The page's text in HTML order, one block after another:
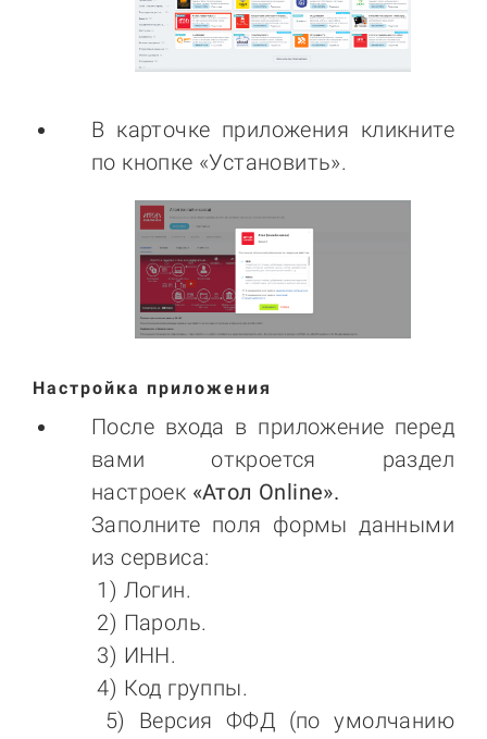
В карточке приложения кликните
по кнопке «Установить».
Настройка приложения
После входа в приложение перед
вами откроется раздел
настроек «Атол Online».
Заполните поля формы данными
из сервиса:
1) Логин.
2) Пароль.
3) ИНН.
4) Код группы.
5) Версия ФФД (по умолчанию